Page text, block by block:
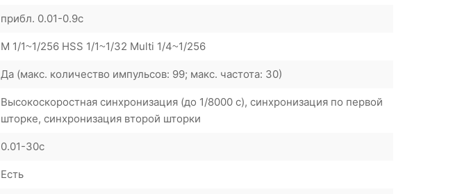
прибл. 0.01-0.9с
M 1/1~1/256 HSS 1/1~1/32 Multi 1/4~1/256
Да (макс. количество импульсов: 99; макс. частота: 30)
Высокоскоростная синхронизация (до 1/8000 с), синхронизация по первой
шторке, синхронизация второй шторки
0.01-30с
Есть